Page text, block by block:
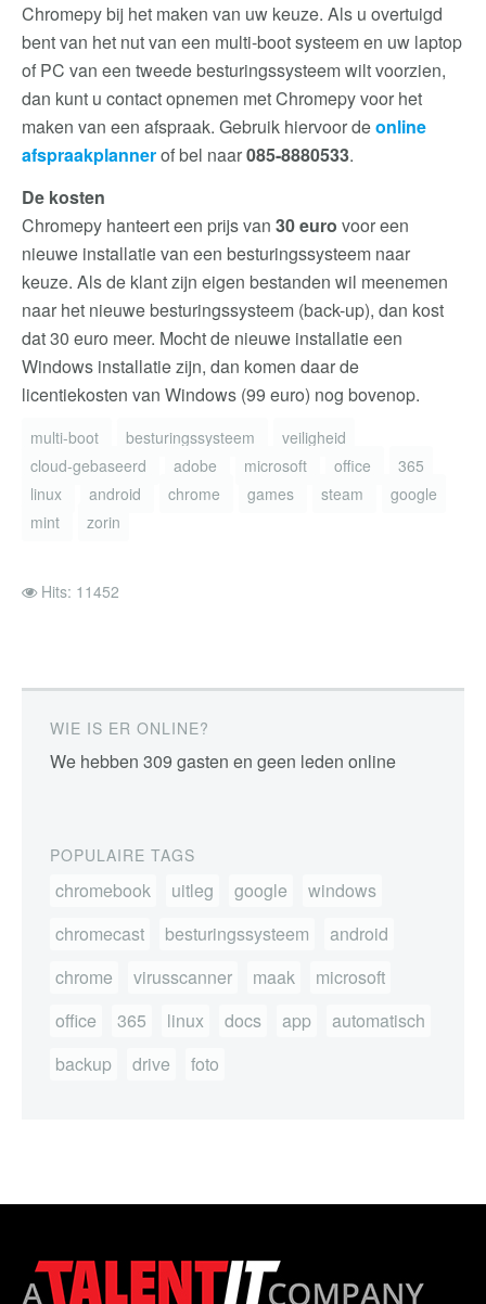
Chromepy bij het maken van uw keuze. Als u overtuigd
bent van het nut van een multi-boot systeem en uw laptop
of PC van een tweede besturingssysteem wilt voorzien,
dan kunt u contact opnemen met Chromepy voor het
maken van een afspraak. Gebruik hiervoor deonline
afspraakplannerof bel naar085-8880533.
De kosten
Chromepy hanteert een prijs van 30 euro voor een
nieuwe installatie van een besturingssysteem naar
keuze. Als de klant zijn eigen bestanden wil meenemen
naar het nieuwe besturingssysteem (back-up), dan kost
dat 30 euro meer. Mocht de nieuwe installatie een
Windows installatie zijn, dan komen daar de
licentiekosten van Windows (99 euro) nog bovenop.
multi-boot besturingssysteem
veiligheid
cloud-gebaseerd
adobe microsoft office
365
linux
android chrome games steam
google
mint
zorin
Hits: 11452
WIE IS ER ONLINE?
We hebben 309 gasten en geen leden online
POPULAIRE TAGS
chromebook uitleg google
windows
chromecast
besturingssysteem
android
chrome
virusscanner maak
microsoft
office
365 linux docs app
automatisch
backup
drive foto